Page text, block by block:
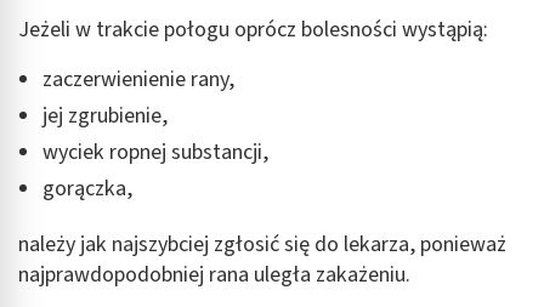
Jeżeli w trakcie połogu oprócz bolesności wystąpią:
zaczerwienienie rany,
jej zgrubienie,
wyciek ropnej substancji,
gorączka,
należy jak najszybciej zgłosić się do lekarza, ponieważ
najprawdopodobniej rana uległa zakażeniu.